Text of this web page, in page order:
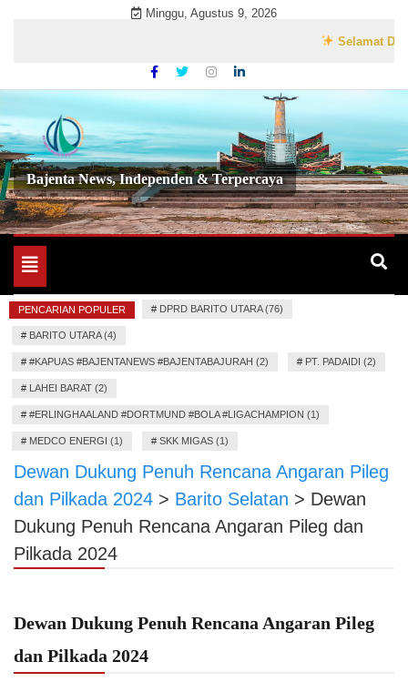
Minggu, Agustus 9, 2026
Selamat
Bajenta News, Independen & Terpercaya
Toggle
navigation
PENCARIAN POPULER # DPRD BARITO UTARA (76)
# BARITO UTARA (4)
# #KAPUAS #BAJENTANEWS #BAJENTABAJURAH (2) # PT. PADAIDI (2)
# LAHEI BARAT (2)
# #ERLINGHAALAND #DORTMUND #BOLA #LIGACHAMPION (1)
# MEDCO ENERGI (1) # SKK MIGAS (1)
Dewan Dukung Penuh Rencana Angaran Pileg
dan Pilkada 2024 > Barito Selatan > Dewan
Dukung Penuh Rencana Angaran Pileg dan
Pilkada 2024
Dewan Dukung Penuh Rencana Angaran Pileg
dan Pilkada 2024